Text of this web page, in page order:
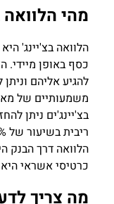
מהי הלוואה
הלוואה בצ'יינג'
כסף באופן מיידי.
להגיע אליהם
משמעותיים של
בצ'יינג'ים ניתן
כרטיסי אשראי היא 6%-8%.
מה צריך